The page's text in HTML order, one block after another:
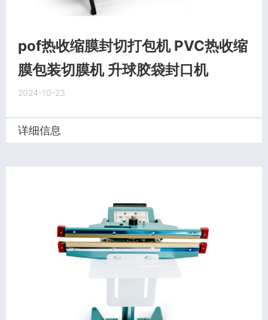
pof热收缩膜封切打包机 PVC热收缩
膜包装切膜机 升球胶袋封口机
2024-10-23
详细信息